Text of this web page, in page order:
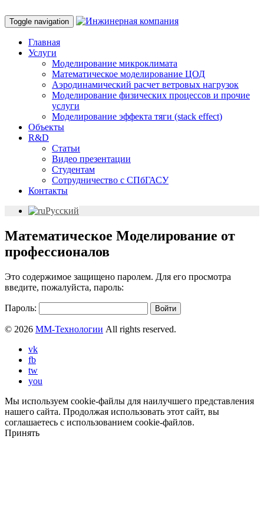
Toggle navigation
Главная
Услуги
Моделирование микроклимата
Математическое моделирование ЦОД
Аэродинамический расчет ветровых нагрузок
Моделирование физических процессов и прочие
услуги
Моделирование эффекта тяги (stack effect)
Объекты
R&D
Статьи
Видео презентации
Студентам
Сотрудничество с СПбГАСУ
Контакты
Русский
Математическое Моделирование от
профессионалов
Это содержимое защищено паролем. Для его просмотра
введите, пожалуйста, пароль:
Пароль:
© 2026 ММ-Технологии All rights reserved.
vk
fb
tw
you
Мы используем cookie-файлы для наилучшего представления
нашего сайта. Продолжая использовать этот сайт, вы
соглашаетесь с использованием cookie-файлов.
Принять